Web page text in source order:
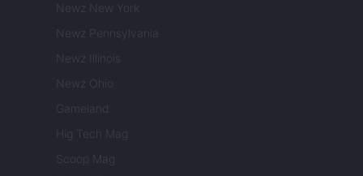
Newz New York
Newz Pennsylvania
Newz Illinois
Newz Ohio
Gameland
Hig Tech Mag
Scoop Mag